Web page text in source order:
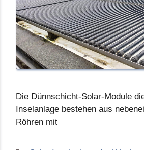
Die Dünnschicht-Solar-Module
Inselanlage bestehen aus
Röhren mit